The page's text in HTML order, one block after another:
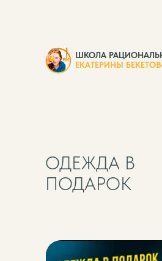
ОДЕЖДА В
ПОДАРОК
ШКОЛА
ЕКАТЕРИНЫ